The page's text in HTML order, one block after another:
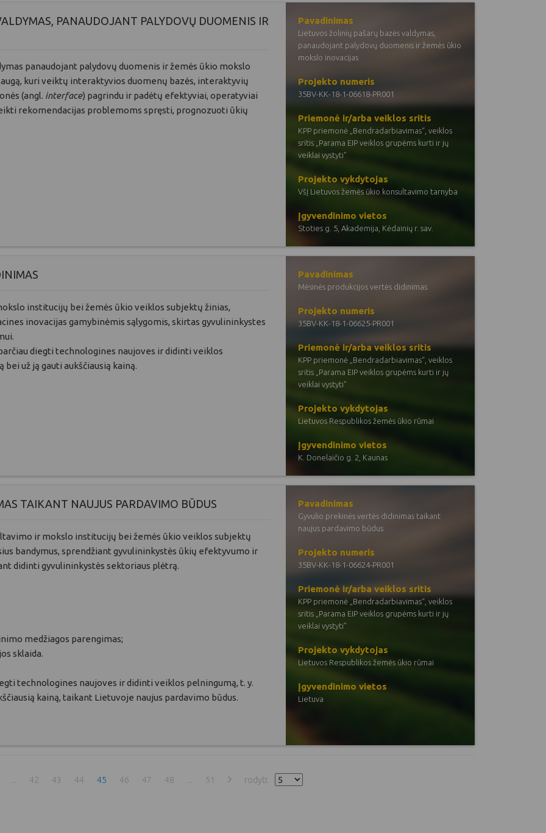
PANAUDOJANT PALYDOVŲ DUOMENIS IR
panaudojant palydovų duomenis ir žemės ūkio mokslo
kuri veiktų interaktyvios duomenų bazės, interaktyvių
(angl. interface) pagrindu ir padėtų efektyviai, operatyviai
rekomendacijas problemoms spręsti, prognozuoti ūkių
Pavadinimas
Lietuvos žolinių pašarų bazės valdymas,
panaudojant palydovų duomenis ir žemės ūkio
mokslo inovacijas
Projekto numeris
35BV-KK-18-1-06618-PR001
Priemonė ir/arba veiklos sritis
KPP priemonė „Bendradarbiavimas“, veiklos
sritis „Parama EIP veiklos grupėms kurti ir jų
veiklai vystyti"
Projekto vykdytojas
VšĮ Lietuvos žemės ūkio konsultavimo tarnyba
Įgyvendinimo vietos
Stoties g. 5, Akademija, Kėdainių r. sav.
institucijų bei žemės ūkio veiklos subjektų žinias,
inovacijas gamybinėmis sąlygomis, skirtas gyvulininkystes
diegti technologines naujoves ir didinti veiklos
bei už ją gauti aukščiausią kainą.
Pavadinimas
Mėsinės produkcijos vertės didinimas
Projekto numeris
35BV-KK-18-1-06625-PR001
Priemonė ir/arba veiklos sritis
KPP priemonė „Bendradarbiavimas“, veiklos
sritis „Parama EIP veiklos grupėms kurti ir jų
veiklai vystyti"
Projekto vykdytojas
Lietuvos Respublikos žemės ūkio rūmai
Įgyvendinimo vietos
K. Donelaičio g. 2, Kaunas
TAIKANT NAUJUS PARDAVIMO BŪDUS
ir mokslo institucijų bei žemės ūkio veiklos subjektų
bandymus, sprendžiant gyvulininkystės ūkių efektyvumo ir
didinti gyvulininkystės sektoriaus plėtrą.
medžiagos parengimas;
sklaida.
technologines naujoves ir didinti veiklos pelningumą, t. y.
kainą, taikant Lietuvoje naujus pardavimo būdus.
Pavadinimas
Gyvulio prekinės vertės didinimas taikant
naujus pardavimo būdus
Projekto numeris
35BV-KK-18-1-06624-PR001
Priemonė ir/arba veiklos sritis
KPP priemonė „Bendradarbiavimas“, veiklos
sritis „Parama EIP veiklos grupėms kurti ir jų
veiklai vystyti"
Projekto vykdytojas
Lietuvos Respublikos žemės ūkio rūmai
Įgyvendinimo vietos
Lietuva
42 43 44 45 46 47 48 51 rodyti: